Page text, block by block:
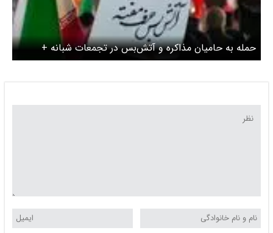
حمله به حامیان مذاکره و آتش‌بس در تجمعات شبانه +
عکس